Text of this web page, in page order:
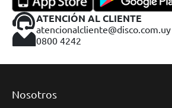
ATENCIÓN AL CLIENTE
atencionalcliente@disco.com.uy
0800 4242
Nosotros